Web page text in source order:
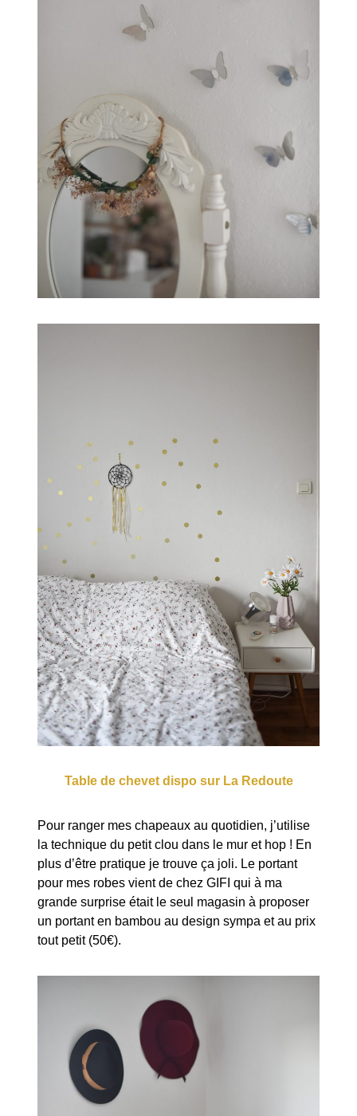
Table de chevet dispo sur La Redoute
Pour ranger mes chapeaux au quotidien, j’utilise
la technique du petit clou dans le mur et hop ! En
plus d’être pratique je trouve ça joli. Le portant
pour mes robes vient de chez GIFI qui à ma
grande surprise était le seul magasin à proposer
un portant en bambou au design sympa et au prix
tout petit (50€).